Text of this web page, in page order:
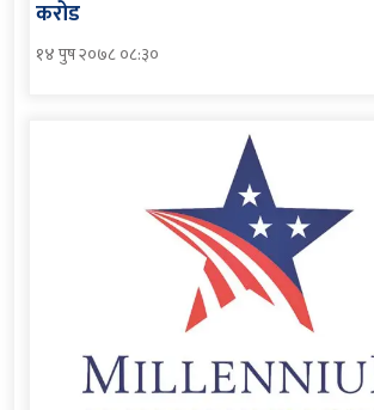
करोड
१४ पुष २०७८ ०८:३०